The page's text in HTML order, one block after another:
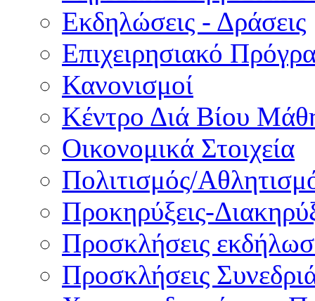
Εκδηλώσεις - Δράσεις
Επιχειρησιακό
Κανονισμοί
Κέντρο Διά Βίου
Οικονομικά Στοιχεία
Πολιτισμός/
Προκηρύξεις-
Προσκλήσεις
Προσκλήσεις